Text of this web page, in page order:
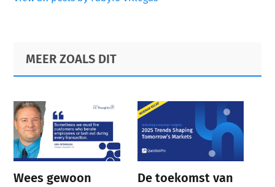
Primary
Sidebar
Footer
MEER ZOALS DIT
Wees gewoon
De toekomst van